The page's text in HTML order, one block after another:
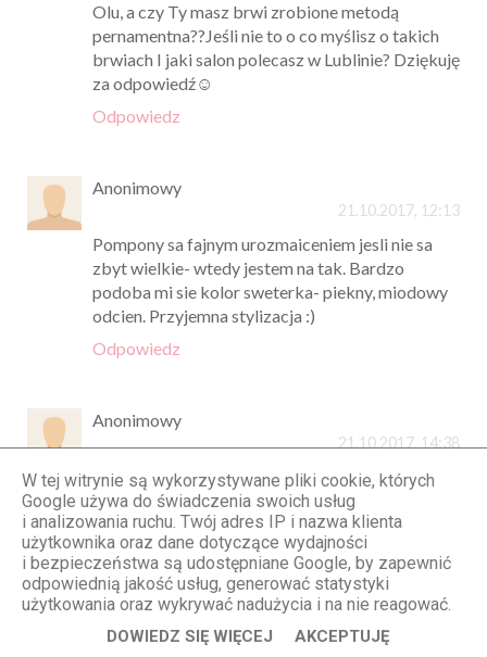
Olu, a czy Ty masz brwi zrobione metodą
pernamentna??Jeśli nie to o co myślisz o takich
brwiach I jaki salon polecasz w Lublinie? Dziękuję
za odpowiedź☺
Odpowiedz
Anonimowy
21.10.2017, 12:13
Pompony sa fajnym urozmaiceniem jesli nie sa
zbyt wielkie- wtedy jestem na tak. Bardzo
podoba mi sie kolor sweterka- piekny, miodowy
odcien. Przyjemna stylizacja :)
Odpowiedz
Anonimowy
21.10.2017, 14:38
Przepiękna - sceneria, stylizacja, i cala Ty. Aż mi
się ciepło zrobiło jak patrzę na te fotki. Taka
jesień kocham, ale jesień od kilku lat stała sie
moją ulubioną porą roku :)
pozdrawiam,
drisska
W tej witrynie są wykorzystywane pliki cookie, których
Google używa do świadczenia swoich usług
i analizowania ruchu. Twój adres IP i nazwa klienta
użytkownika oraz dane dotyczące wydajności
i bezpieczeństwa są udostępniane Google, by zapewnić
odpowiednią jakość usług, generować statystyki
użytkowania oraz wykrywać nadużycia i na nie reagować.
DOWIEDZ SIĘ WIĘCEJ AKCEPTUJĘ